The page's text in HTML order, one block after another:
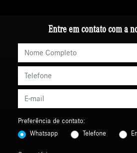
Entre em contato com a
Preferência de contato:
Whatsapp
Telefone